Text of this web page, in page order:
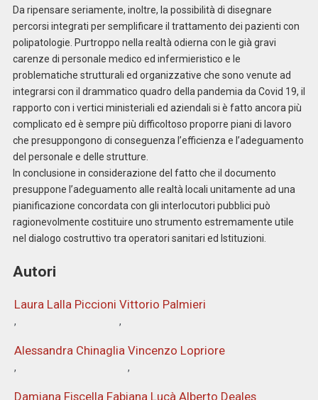
Da ripensare seriamente, inoltre, la possibilità di disegnare
percorsi integrati per semplificare il trattamento dei pazienti con
polipatologie. Purtroppo nella realtà odierna con le già gravi
carenze di personale medico ed infermieristico e le
problematiche strutturali ed organizzative che sono venute ad
integrarsi con il drammatico quadro della pandemia da Covid 19, il
rapporto con i vertici ministeriali ed aziendali si è fatto ancora più
complicato ed è sempre più difficoltoso proporre piani di lavoro
che presuppongono di conseguenza l’efficienza e l’adeguamento
del personale e delle strutture.
In conclusione in considerazione del fatto che il documento
presuppone l’adeguamento alle realtà locali unitamente ad una
pianificazione concordata con gli interlocutori pubblici può
ragionevolmente costituire uno strumento estremamente utile
nel dialogo costruttivo tra operatori sanitari ed Istituzioni.
Autori
Laura Lalla Piccioni Vittorio Palmieri
Alessandra Chinaglia Vincenzo Lopriore
Damiana Fiscella Fabiana Lucà Alberto Deales